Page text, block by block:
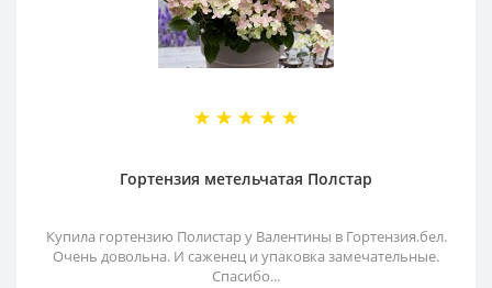
Гортензия метельчатая Полстар
Купила гортензию Полистар у Валентины в Гортензия.бел.
Очень довольна. И саженец и упаковка замечательные.
Спасибо...